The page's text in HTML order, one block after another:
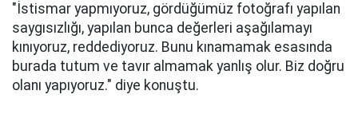
"İstismar yapmıyoruz, gördüğümüz fotoğrafı yapılan
saygısızlığı, yapılan bunca değerleri aşağılamayı
kınıyoruz, reddediyoruz. Bunu kınamamak esasında
burada tutum ve tavır almamak yanlış olur. Biz doğru
olanı yapıyoruz." diye konuştu.